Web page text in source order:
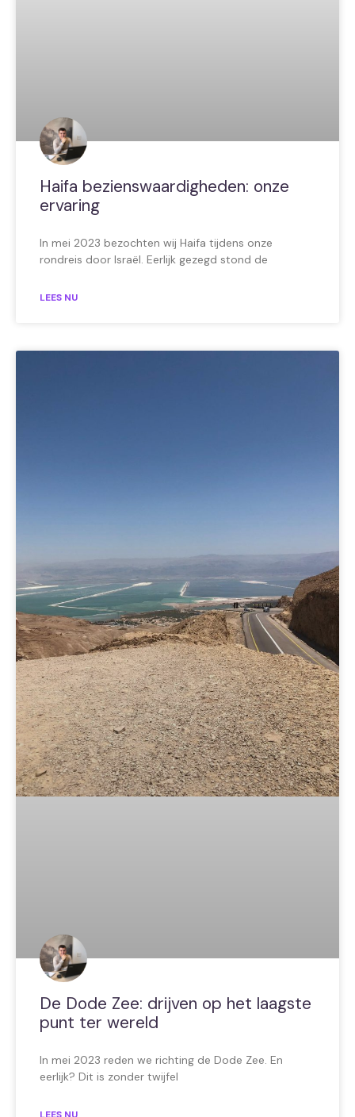
Haifa bezienswaardigheden: onze
ervaring
In mei 2023 bezochten wij Haifa tijdens onze
rondreis door Israël. Eerlijk gezegd stond de
LEES NU
De Dode Zee: drijven op het laagste
punt ter wereld
In mei 2023 reden we richting de Dode Zee. En
eerlijk? Dit is zonder twijfel